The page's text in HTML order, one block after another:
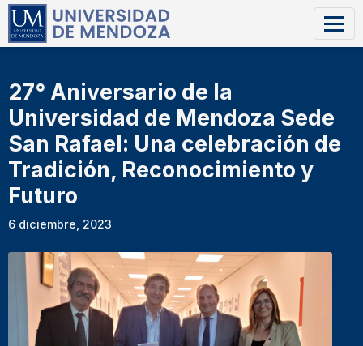
27° Aniversario de la
Universidad de Mendoza Sede
San Rafael: Una celebración de
Tradición, Reconocimiento y
Futuro
6 diciembre, 2023